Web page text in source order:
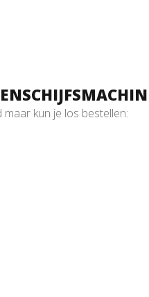
kun je los bestellen: